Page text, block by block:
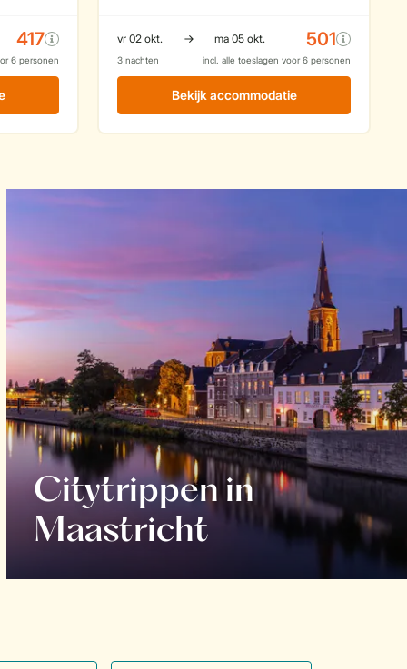
Citytrippen in
Maastricht